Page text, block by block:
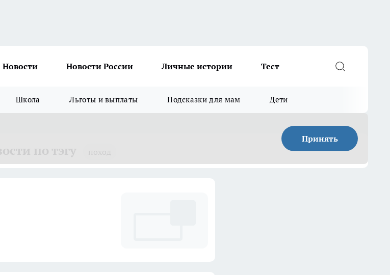
Новости Новости России Личные истории Тест
Школа Льготы и выплаты Подсказки для мам Дети
Принять